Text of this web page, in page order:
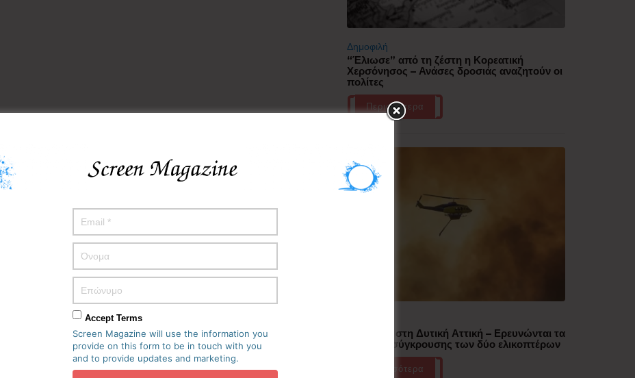
Δημοφιλή
“Έλιωσε” από τη ζέστη η Κορεατική
Χερσόνησος – Ανάσες δροσιάς αναζητούν οι
πολίτες
Περισσότερα
Πυρκαγιά στη Δυτική Αττική – Ερευνώνται τα
αίτια της σύγκρουσης των δύο ελικοπτέρων
Περισσότερα
Accept Terms
Screen Magazine will use the information you
provide on this form to be in touch with you
and to provide updates and marketing.